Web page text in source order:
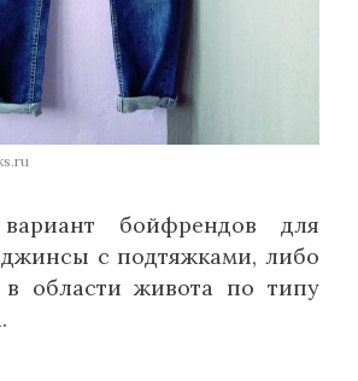
бойфрендов для
с подтяжками, либо
в области живота по типу